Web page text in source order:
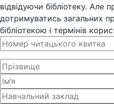
відвідуючи бібліотеку. Але
дотримуватись загальних
бібліотекою і термінів